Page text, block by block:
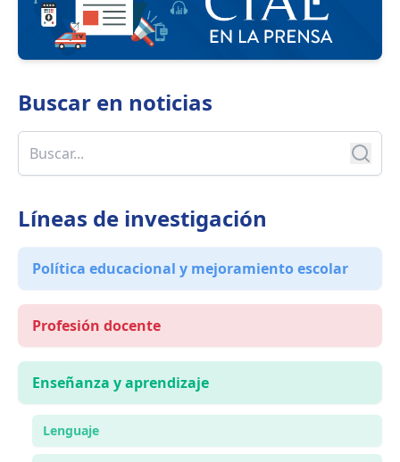
Buscar en noticias
Líneas de investigación
Política educacional y mejoramiento escolar
Profesión docente
Enseñanza y aprendizaje
Lenguaje